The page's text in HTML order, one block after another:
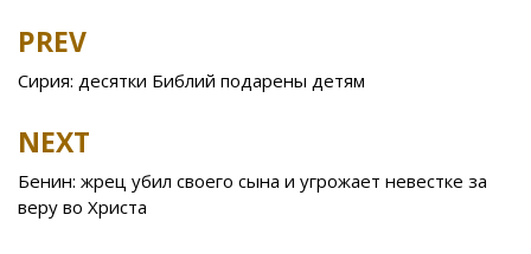
b
o
o
k
kl
as
ni
u
r
al
st u
Post
navigation
PREV
Сирия: десятки Библий подарены детям
NEXT
Бенин: жрец убил своего сына и угрожает невестке за
веру во Христа